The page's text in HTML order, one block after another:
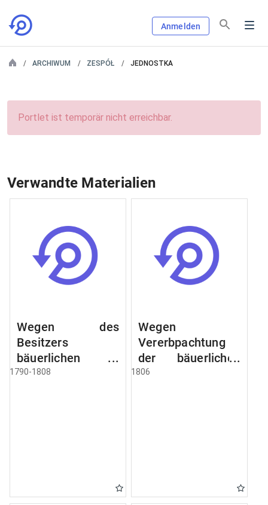
Anmelden
ARCHIWUM ZESPÓŁ JEDNOSTKA
Portlet ist temporär nicht erreichbar.
Verwandte Materialien
Wegen des
Besitzers
bäuerlichen
Grundstücke, den
1790-1808
Wegen
Vererbpachtung
der bäuerlichen
Grundstücke und
1806